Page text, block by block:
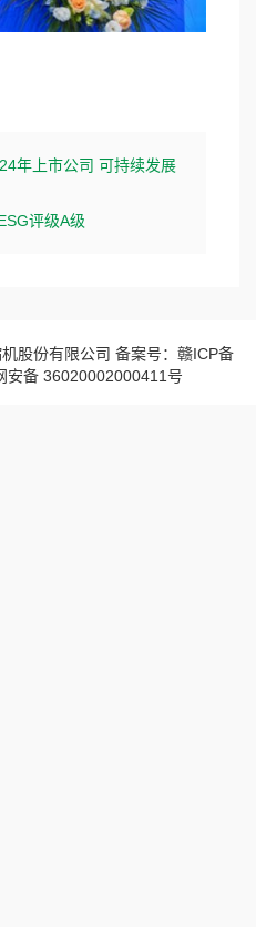
年上市公司 可持续发展
评级A级
股份有限公司 备案号：赣ICP备
安备 36020002000411号